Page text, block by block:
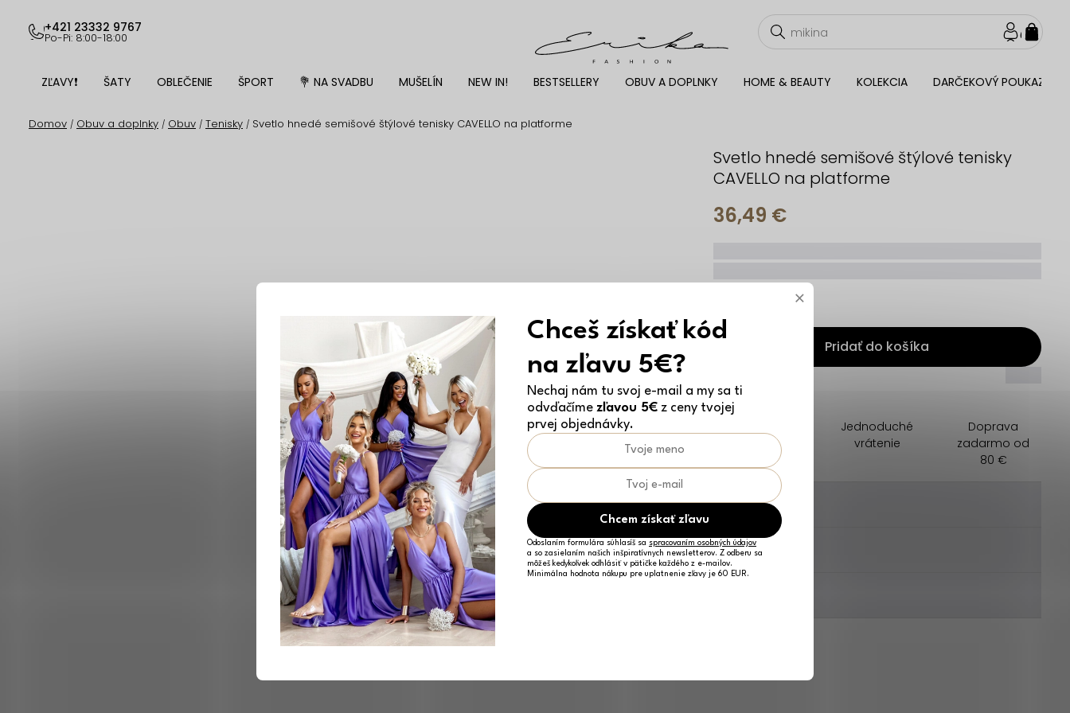
obsah
+421 23332 9767
Po-Pi: 8:00-18:00
ZĽAVY❗ ŠATY OBLEČENIE ŠPORT 💐 NA SVADBU MUŠELÍN NEW IN! BESTSELLERY OBUV A DOPLNKY HOME & BEAUTY KOLEKCIA DARČEKOVÝ POUKAZ
Domov / Obuv a doplnky / Obuv / Tenisky / Svetlo hnedé semišové štýlové tenisky CAVELLO na platforme
Svetlo hnedé semišové štýlové tenisky
CAVELLO na platforme
36,49 €
Pridať do košíka
nákup zadarmo
Jednoduché
vrátenie
Doprava
zadarmo od
80 €
________
________
×
Chceš získať kód
na zľavu 5€?
Nechaj nám tu svoj e-mail a my sa ti
odvďačíme zľavou 5€ z ceny tvojej
prvej objednávky.
Chcem získať zľavu
Odoslaním formulára súhlasíš sa spracovaním osobných údajov
a so zasielaním našich inšpiratívnych newsletterov. Z odberu sa
môžeš kedykoľvek odhlásiť v pätičke každého z e-mailov.
Minimálna hodnota nákupu pre uplatnenie zľavy je 60 EUR.